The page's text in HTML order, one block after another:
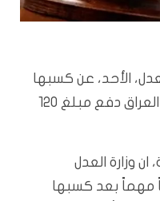
الأحد، عن كسبها
دعوى قضائية دولية وتجنب العراق دفع مبلغ 120
ان وزارة العدل
مهماً بعد كسبها